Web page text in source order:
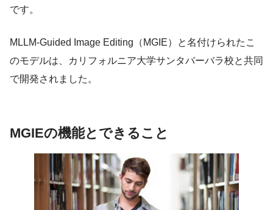
です。
MLLM-Guided Image Editing（MGIE）と名付けられたこ
のモデルは、カリフォルニア大学サンタバーバラ校と共同
で開発されました。
MGIEの機能とできること